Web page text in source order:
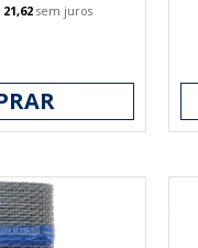
21,62sem juros